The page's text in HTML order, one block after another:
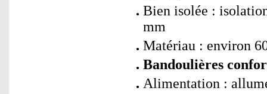
Bien isolée :
mm
Matériau : environ
Bandoulières
Alimentation :